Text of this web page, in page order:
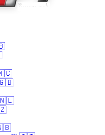
🇲🇨
🇬🇧
🇳🇱
🇬🇧